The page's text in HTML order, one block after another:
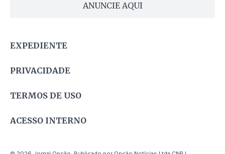
ANUNCIE AQUI
EXPEDIENTE
PRIVACIDADE
TERMOS DE USO
ACESSO INTERNO